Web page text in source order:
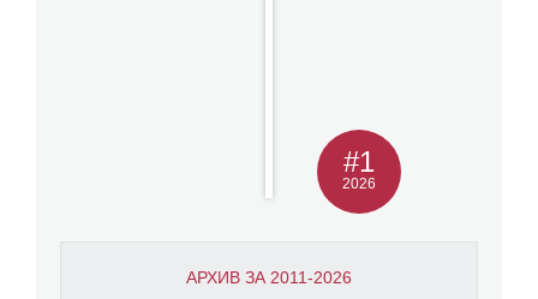
АРХИВ ЗА 2011-2026
#1
2026